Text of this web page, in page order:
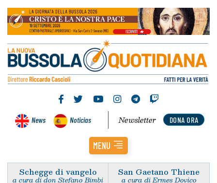
News Noticias DONA ORA
Newsletter
MENU
Schegge di vangelo
a cura di don Stefano Bimbi
San Gaetano Thiene
a cura di Ermes Dovico